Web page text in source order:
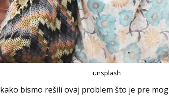
unsplash
kako bismo rešili ovaj problem što je pre